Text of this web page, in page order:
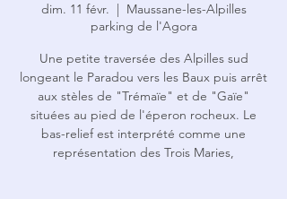
dim. 11 févr.
  |
Maussane-les-Alpilles
parking de l'Agora
Une petite traversée des Alpilles sud
longeant le Paradou vers les Baux puis arrêt
aux stèles de "Trémaïe" et de "Gaïe"
situées au pied de l'éperon rocheux. Le
bas-relief est interprété comme une
représentation des Trois Maries,